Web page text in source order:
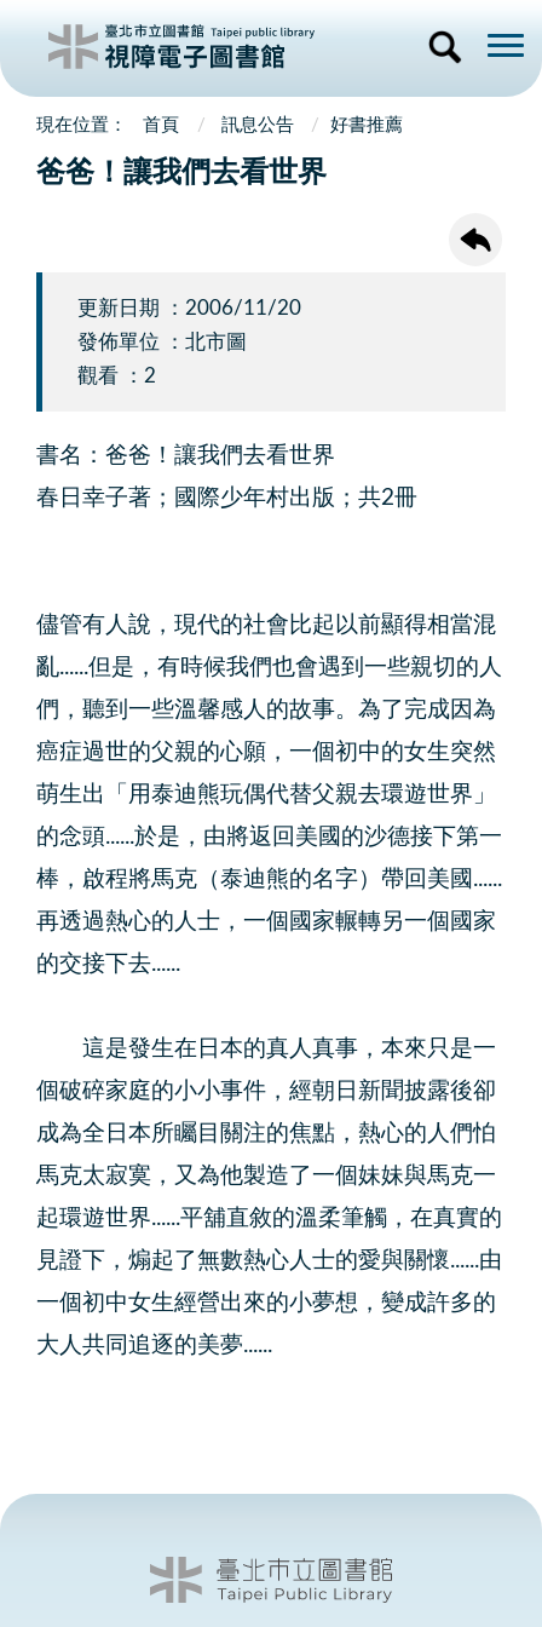
首頁 訊息公告 好書推薦
爸爸！讓我們去看世界
更新日期 ：2006/11/20
發佈單位 ：北市圖
觀看 ：2
書名：爸爸！讓我們去看世界
春日幸子著；國際少年村出版；共2冊
儘管有人說，現代的社會比起以前顯得相當混
亂......但是，有時候我們也會遇到一些親切的人
們，聽到一些溫馨感人的故事。為了完成因為
癌症過世的父親的心願，一個初中的女生突然
萌生出「用泰迪熊玩偶代替父親去環遊世界」
的念頭......於是，由將返回美國的沙德接下第一
棒，啟程將馬克（泰迪熊的名字）帶回美國......
再透過熱心的人士，一個國家輾轉另一個國家
的交接下去......
這是發生在日本的真人真事，本來只是一
個破碎家庭的小小事件，經朝日新聞披露後卻
成為全日本所矚目關注的焦點，熱心的人們怕
馬克太寂寞，又為他製造了一個妹妹與馬克一
起環遊世界......平舖直敘的溫柔筆觸，在真實的
見證下，煽起了無數熱心人士的愛與關懷......由
一個初中女生經營出來的小夢想，變成許多的
大人共同追逐的美夢......